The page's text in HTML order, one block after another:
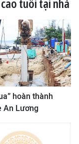
tuổi tại nhà
hoàn thành
An Lương